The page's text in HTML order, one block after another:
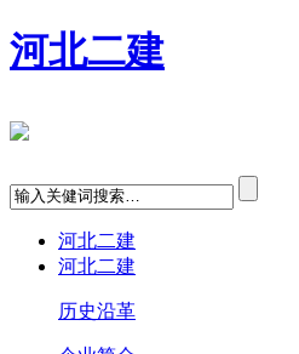
河北二建
河北二建
河北二建
历史沿革